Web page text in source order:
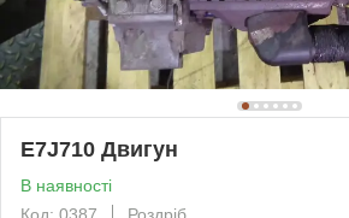
E7J710 Двигун
В наявності
Код: 0387
Роздріб